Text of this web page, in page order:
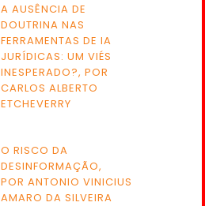
A AUSÊNCIA DE
DOUTRINA NAS
FERRAMENTAS DE IA
JURÍDICAS: UM VIÉS
INESPERADO?, POR
CARLOS ALBERTO
ETCHEVERRY
O RISCO DA
DESINFORMAÇÃO,
POR ANTONIO VINICIUS
AMARO DA SILVEIRA